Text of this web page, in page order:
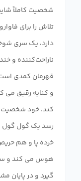
شخصیت کاملاً
تلاش را برای
دارد، یک سری
ناراحت‌کننده و
قهرمان کمدی
و کنایه رقیق می
کند. خود شخصیت
رسد یک گول گول
خرده پا و هم
هوس می کند و
گیرد و در